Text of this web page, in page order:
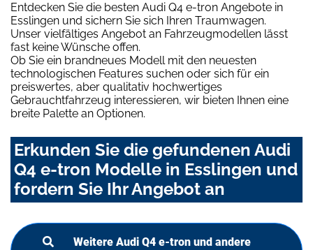
Entdecken Sie die besten Audi Q4 e-tron Angebote in
Esslingen und sichern Sie sich Ihren Traumwagen.
Unser vielfältiges Angebot an Fahrzeugmodellen lässt
fast keine Wünsche offen.
Ob Sie ein brandneues Modell mit den neuesten
technologischen Features suchen oder sich für ein
preiswertes, aber qualitativ hochwertiges
Gebrauchtfahrzeug interessieren, wir bieten Ihnen eine
breite Palette an Optionen.
Erkunden Sie die gefundenen Audi
Q4 e-tron Modelle in Esslingen und
fordern Sie Ihr Angebot an
Weitere Audi Q4 e-tron und andere